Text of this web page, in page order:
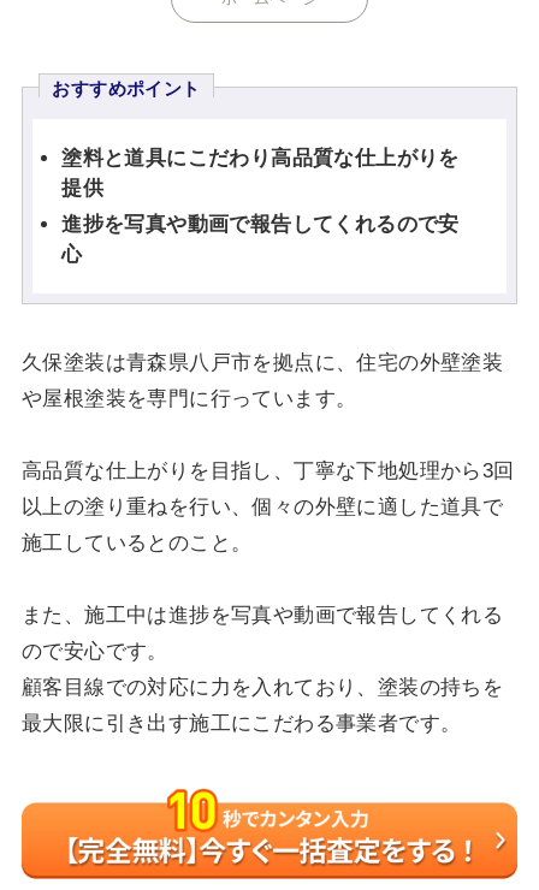
おすすめポイント
塗料と道具にこだわり高品質な仕上がりを
提供
進捗を写真や動画で報告してくれるので安
心
久保塗装は青森県八戸市を拠点に、住宅の外壁塗装
や屋根塗装を専門に行っています。
高品質な仕上がりを目指し、丁寧な下地処理から3回
以上の塗り重ねを行い、個々の外壁に適した道具で
施工しているとのこと。
また、施工中は進捗を写真や動画で報告してくれる
ので安心です。
顧客目線での対応に力を入れており、塗装の持ちを
最大限に引き出す施工にこだわる事業者です。